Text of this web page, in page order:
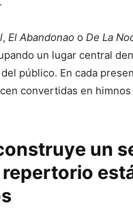
, El Abandonao o De La
un lugar central
público. En cada
convertidas en himnos
un